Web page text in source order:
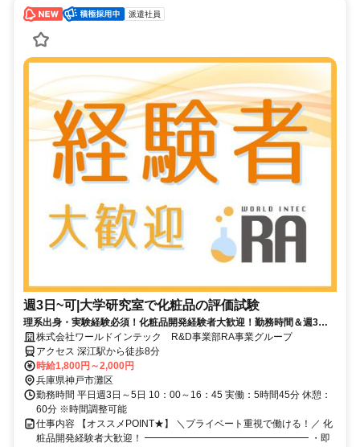
派遣社員
週3日~可|大学研究室で化粧品の評価試験
理系出身・実験経験必須！化粧品開発経験者大歓迎！勤務時間＆週3日
のみの勤務相談OK！高時給1800-200円！土日祝休み！
株式会社ワールドインテック R&D事業部RA事業グループ
アクセス 深江駅から徒歩8分
時給1,800円～2,000円
兵庫県神戸市灘区
勤務時間 平日週3日～5日 10：00～16：45 実働：5時間45分 休憩：
60分 ※時間調整可能
仕事内容 【オススメPOINT★】 ＼プライベート重視で働ける！／ 化
粧品開発経験者大歓迎！ ━━━━━━━━━━━━━━━━━ ・即